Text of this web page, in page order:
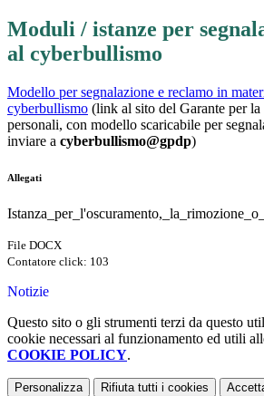
Moduli / istanze per
al cyberbullismo
Modello per segnalazione e reclamo in
cyberbullismo (link al sito del Garante per
personali, con modello scaricabile per
inviare a cyberbullismo@gpdp)
Allegati
File DOCX
Contatore click: 103
Notizie
Questo sito o gli strumenti terzi da questo
cookie necessari al funzionamento ed utili
COOKIE POLICY.
Personalizza Rifiuta tutti i cookies